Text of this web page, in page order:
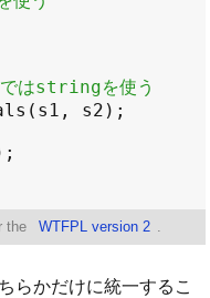
はstringを使う
( s1 , s2
the WTFPL version 2
らかだけに統一するこ